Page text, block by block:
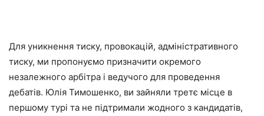
Для уникнення тиску, провокацій, адміністративного
тиску, ми пропонуємо призначити окремого
незалежного арбітра і ведучого для проведення
дебатів. Юлія Тимошенко, ви зайняли третє місце в
першому турі та не підтримали жодного з кандидатів,